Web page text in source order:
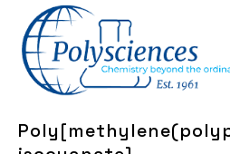
產品資訊
最新消息
檔案下載